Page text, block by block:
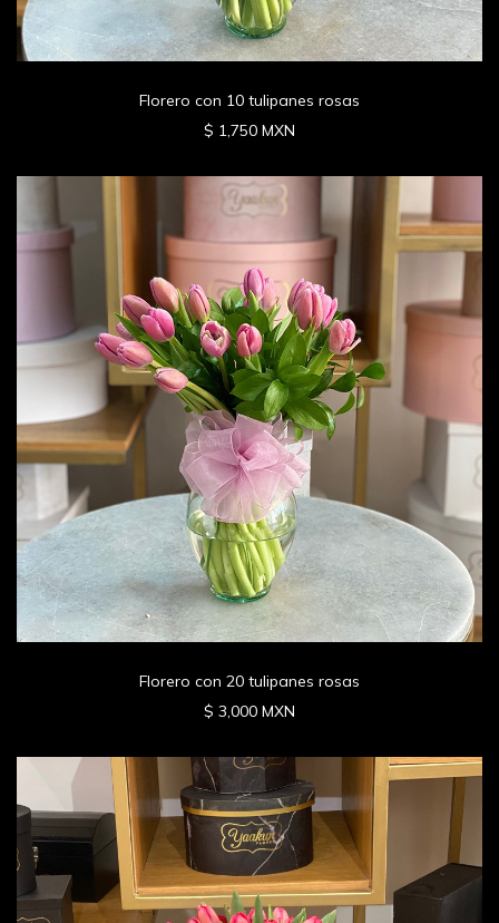
Florero con 10 tulipanes rosas
$ 1,750 MXN
Florero con 20 tulipanes rosas
$ 3,000 MXN